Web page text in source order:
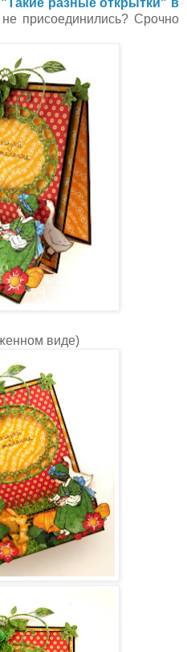
присоединились? Срочно
виде)